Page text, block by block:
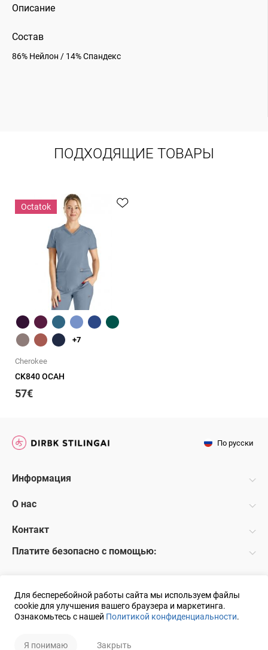
Описание
Состав
86% Нейлон / 14% Cпандекс
ПОДХОДЯЩИЕ ТОВАРЫ
Оctatok
Быстрый обзор
+7
Cherokee
CK840 OCAH
57€
Информация
О нас
Контакт
Платите безопасно с помощью:
© 2018 UAB DS Решение:ELECTRONIC LAB
По русски
Для бесперебойной работы сайта мы используем файлы
cookie для улучшения вашего браузера и маркетинга.
Ознакомьтесь с нашей Политикой конфиденциальности.
Я понимаю Закрыть